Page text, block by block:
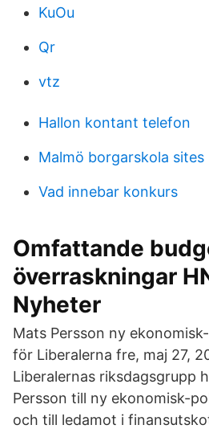
KuOu
Qr
vtz
Hallon kontant telefon
Malmö borgarskola sites
Vad innebar konkurs
Omfattande
överraskningar
Nyheter
Mats Persson ny
för Liberalerna fre, maj 27,
Liberalernas riksdagsgrupp
Persson till ny ekonomisk-
och till ledamot i